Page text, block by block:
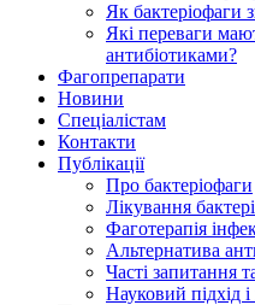
Як бактеріофаги
Які переваги
антибіотиками?
Фагопрепарати
Новини
Спеціалістам
Контакти
Публікації
Про бактеріофаги
Лікування
Фаготерапія
Альтернатива
Часті запитання
Науковий підхід